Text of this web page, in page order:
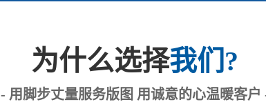
为什么选择我们?
- 用脚步丈量服务版图 用诚意的心温暖客户